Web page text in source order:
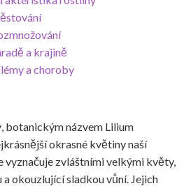
a krajině
a choroby
názvem Lilium
okrasné květiny naší
vyznačuje zvláštními velkými květy,
okouzlující sladkou vůní. Jejich